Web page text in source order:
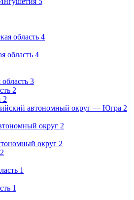
область 4
область 4
3
2
2
автономный округ — Югра 2
округ 2
округ 2
2
1
1